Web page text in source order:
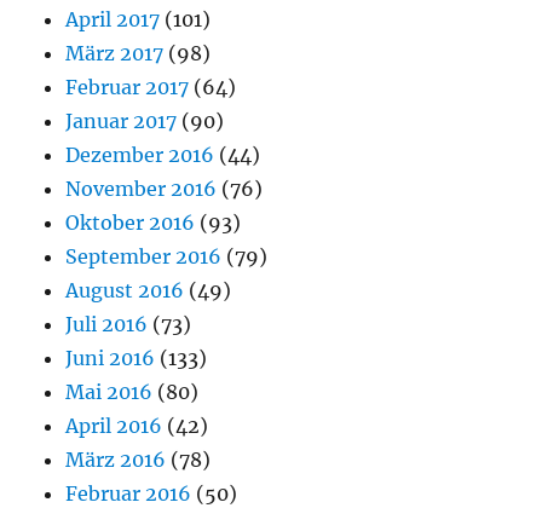
April 2017 (101)
März 2017 (98)
Februar 2017 (64)
Januar 2017 (90)
Dezember 2016 (44)
November 2016 (76)
Oktober 2016 (93)
September 2016 (79)
August 2016 (49)
Juli 2016 (73)
Juni 2016 (133)
Mai 2016 (80)
April 2016 (42)
März 2016 (78)
Februar 2016 (50)